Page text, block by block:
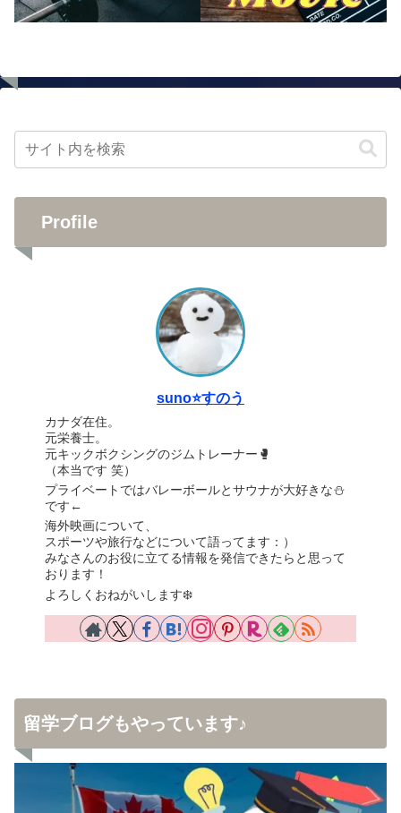
Profile
suno⭐️すのう
カナダ在住。
元栄養士。
元キックボクシングのジムトレーナー🥊
（本当です 笑）
プライベートではバレーボールとサウナが大好きな⛄️
です←
海外映画について、
スポーツや旅行などについて語ってます：）
みなさんのお役に立てる情報を発信できたらと思って
おります！
よろしくおねがいします❄️
留学ブログもやっています♪